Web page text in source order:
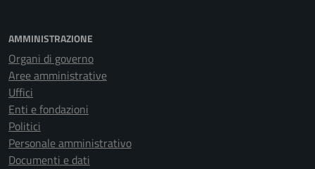
AMMINISTRAZIONE
Organi di governo
Aree amministrative
Uffici
Enti e fondazioni
Politici
Personale amministrativo
Documenti e dati